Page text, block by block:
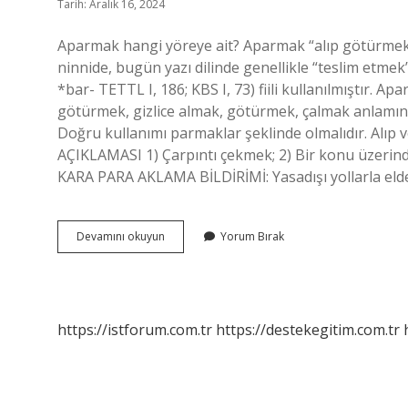
Tarih: Aralık 16, 2024
Aparmak hangi yöreye ait? Aparmak “alıp
ninnide, bugün yazı dilinde genellikle “teslim
*bar- TETTL I, 186; KBS I, 73) fiili kullanılmıştır.
götürmek, gizlice almak, götürmek, çalmak
Doğru kullanımı parmaklar şeklinde olmalıdır. Alıp
AÇIKLAMASI 1) Çarpıntı çekmek; 2) Bir konu
KARA PARA AKLAMA BİLDİRİMİ: Yasadışı yollarla
Devamını okuyun
Aparmak
Yorum Bırak
https://istforum.com.tr https://destekegitim.com.tr